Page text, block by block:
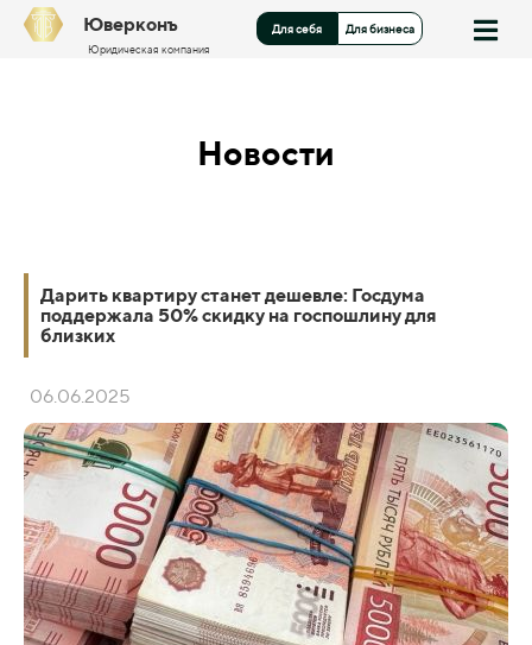
Юверконъ
Юридическая компания
Для себя Для бизнеса
Новости
Дарить квартиру станет дешевле: Госдума
поддержала 50% скидку на госпошлину для
близких
06.06.2025